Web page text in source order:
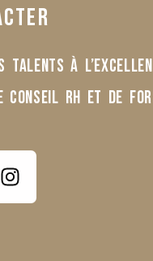
Talents à
conseil rh et de